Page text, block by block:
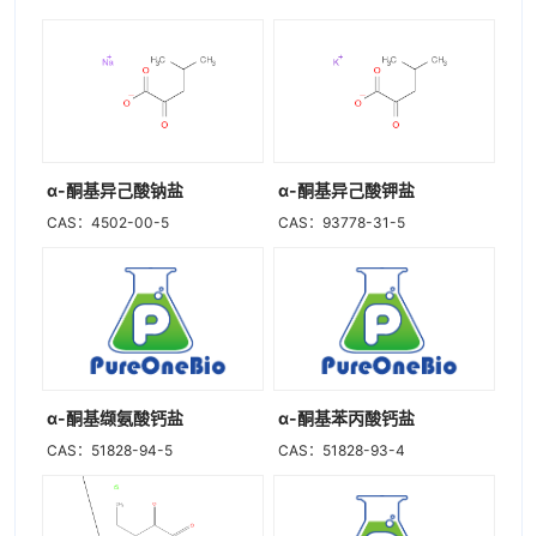
α-酮基异己酸钠盐
CAS：4502-00-5
α-酮基异己酸钾盐
CAS：93778-31-5
α-酮基缬氨酸钙盐
CAS：51828-94-5
α-酮基苯丙酸钙盐
CAS：51828-93-4